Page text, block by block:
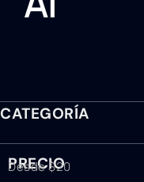
CATEGORÍA
PRECIO
Desde $20